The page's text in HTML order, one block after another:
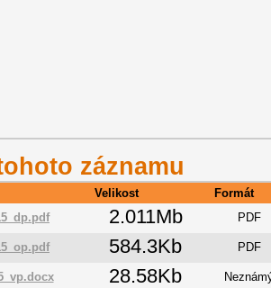
záznamu
Velikost
Formát
2.011Mb PDF
584.3Kb PDF
28.58Kb